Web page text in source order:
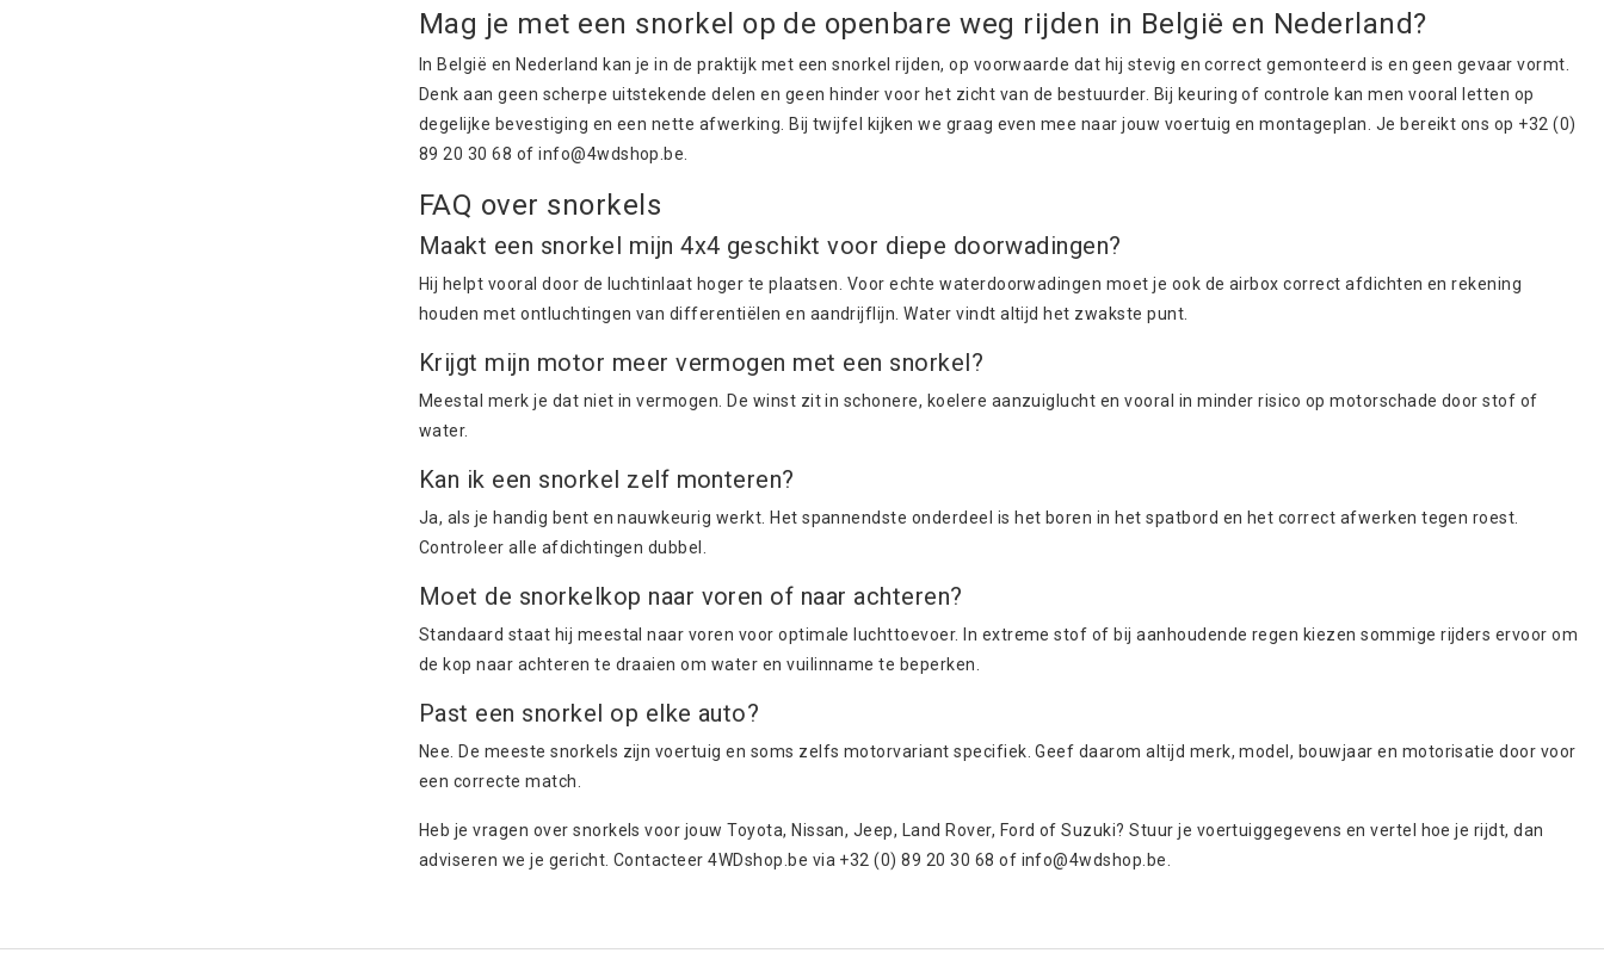
Mag je met een snorkel op de openbare weg rijden in België en Nederland?
In België en Nederland kan je in de praktijk met een snorkel rijden, op voorwaarde dat hij stevig en correct gemonteerd is en geen gevaar vormt.
Denk aan geen scherpe uitstekende delen en geen hinder voor het zicht van de bestuurder. Bij keuring of controle kan men vooral letten op
degelijke bevestiging en een nette afwerking. Bij twijfel kijken we graag even mee naar jouw voertuig en montageplan. Je bereikt ons op +32 (0)
89 20 30 68 ofinfo@4wdshop.be
FAQ over snorkels
Maakt een snorkel mijn 4x4 geschikt voor diepe doorwadingen?
Hij helpt vooral door de luchtinlaat hoger te plaatsen. Voor echte waterdoorwadingen moet je ook de airbox correct afdichten en rekening
houden met ontluchtingen van differentiëlen en aandrijflijn. Water vindt altijd het zwakste punt.
Krijgt mijn motor meer vermogen met een snorkel?
Meestal merk je dat niet in vermogen. De winst zit in schonere, koelere aanzuiglucht en vooral in minder risico op motorschade door stof of
water.
Kan ik een snorkel zelf monteren?
Ja, als je handig bent en nauwkeurig werkt. Het spannendste onderdeel is het boren in het spatbord en het correct afwerken tegen roest.
Controleer alle afdichtingen dubbel.
Moet de snorkelkop naar voren of naar achteren?
Standaard staat hij meestal naar voren voor optimale luchttoevoer. In extreme stof of bij aanhoudende regen kiezen sommige rijders ervoor om
de kop naar achteren te draaien om water en vuilinname te beperken.
Past een snorkel op elke auto?
Nee. De meeste snorkels zijn voertuig en soms zelfs motorvariant specifiek. Geef daarom altijd merk, model, bouwjaar en motorisatie door voor
een correcte match.
Heb je vragen over snorkels voor jouw Toyota, Nissan, Jeep, Land Rover, Ford of Suzuki? Stuur je voertuiggegevens en vertel hoe je rijdt, dan
adviseren we je gericht. Contacteer 4WDshop.be via +32 (0) 89 20 30 68 of info@4wdshop.be